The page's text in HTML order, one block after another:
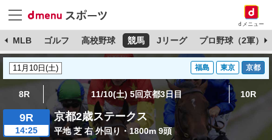
dメニュー
MLB ゴルフ 高校野球 競馬 Jリーグ プロ野球（2軍）
福島 東京 京都
8R 11/10(土) 5回京都3日目 10R
9R
14:25
京都2歳ステークス
平地 芝 右 外回り・1800m 9頭